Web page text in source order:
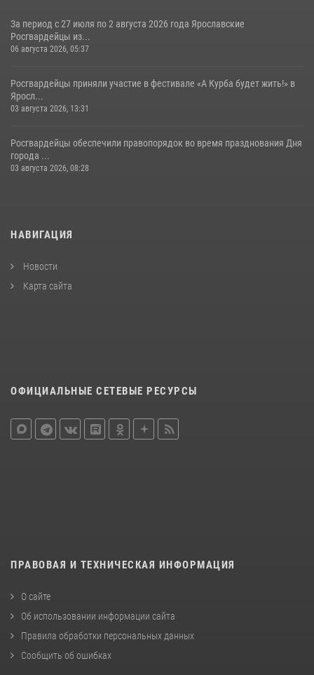
За период с 27 июля по 2 августа 2026 года Ярославские
Росгвардейцы из...
06 августа 2026, 05:37
Росгвардейцы приняли участие в фестивале «А Курба будет жить!» в
Яросл...
03 августа 2026, 13:31
Росгвардейцы обеспечили правопорядок во время празднования Дня
города ...
03 августа 2026, 08:28
НАВИГАЦИЯ
Новости
Карта сайта
ОФИЦИАЛЬНЫЕ СЕТЕВЫЕ РЕСУРСЫ
ПРАВОВАЯ И ТЕХНИЧЕСКАЯ ИНФОРМАЦИЯ
О сайте
Об использовании информации сайта
Правила обработки персональных данных
Сообщить об ошибках